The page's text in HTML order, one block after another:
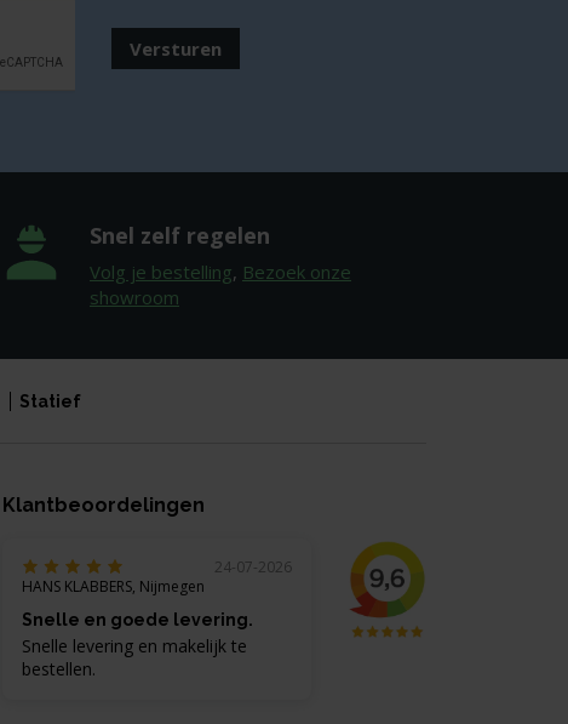
Versturen
Snel zelf regelen
Volg je bestelling, Bezoek onze
showroom
Statief
Klantbeoordelingen
24-07-2026
HANS KLABBERS, Nijmegen
Snelle en goede levering.
Snelle levering en makelijk te
bestellen.